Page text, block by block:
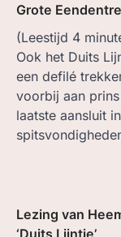
Grote
(Leestijd 4
Ook het Duits
een defilé
voorbij aan
laatste aansluit
Lezing van
‘Duits Lijntje’